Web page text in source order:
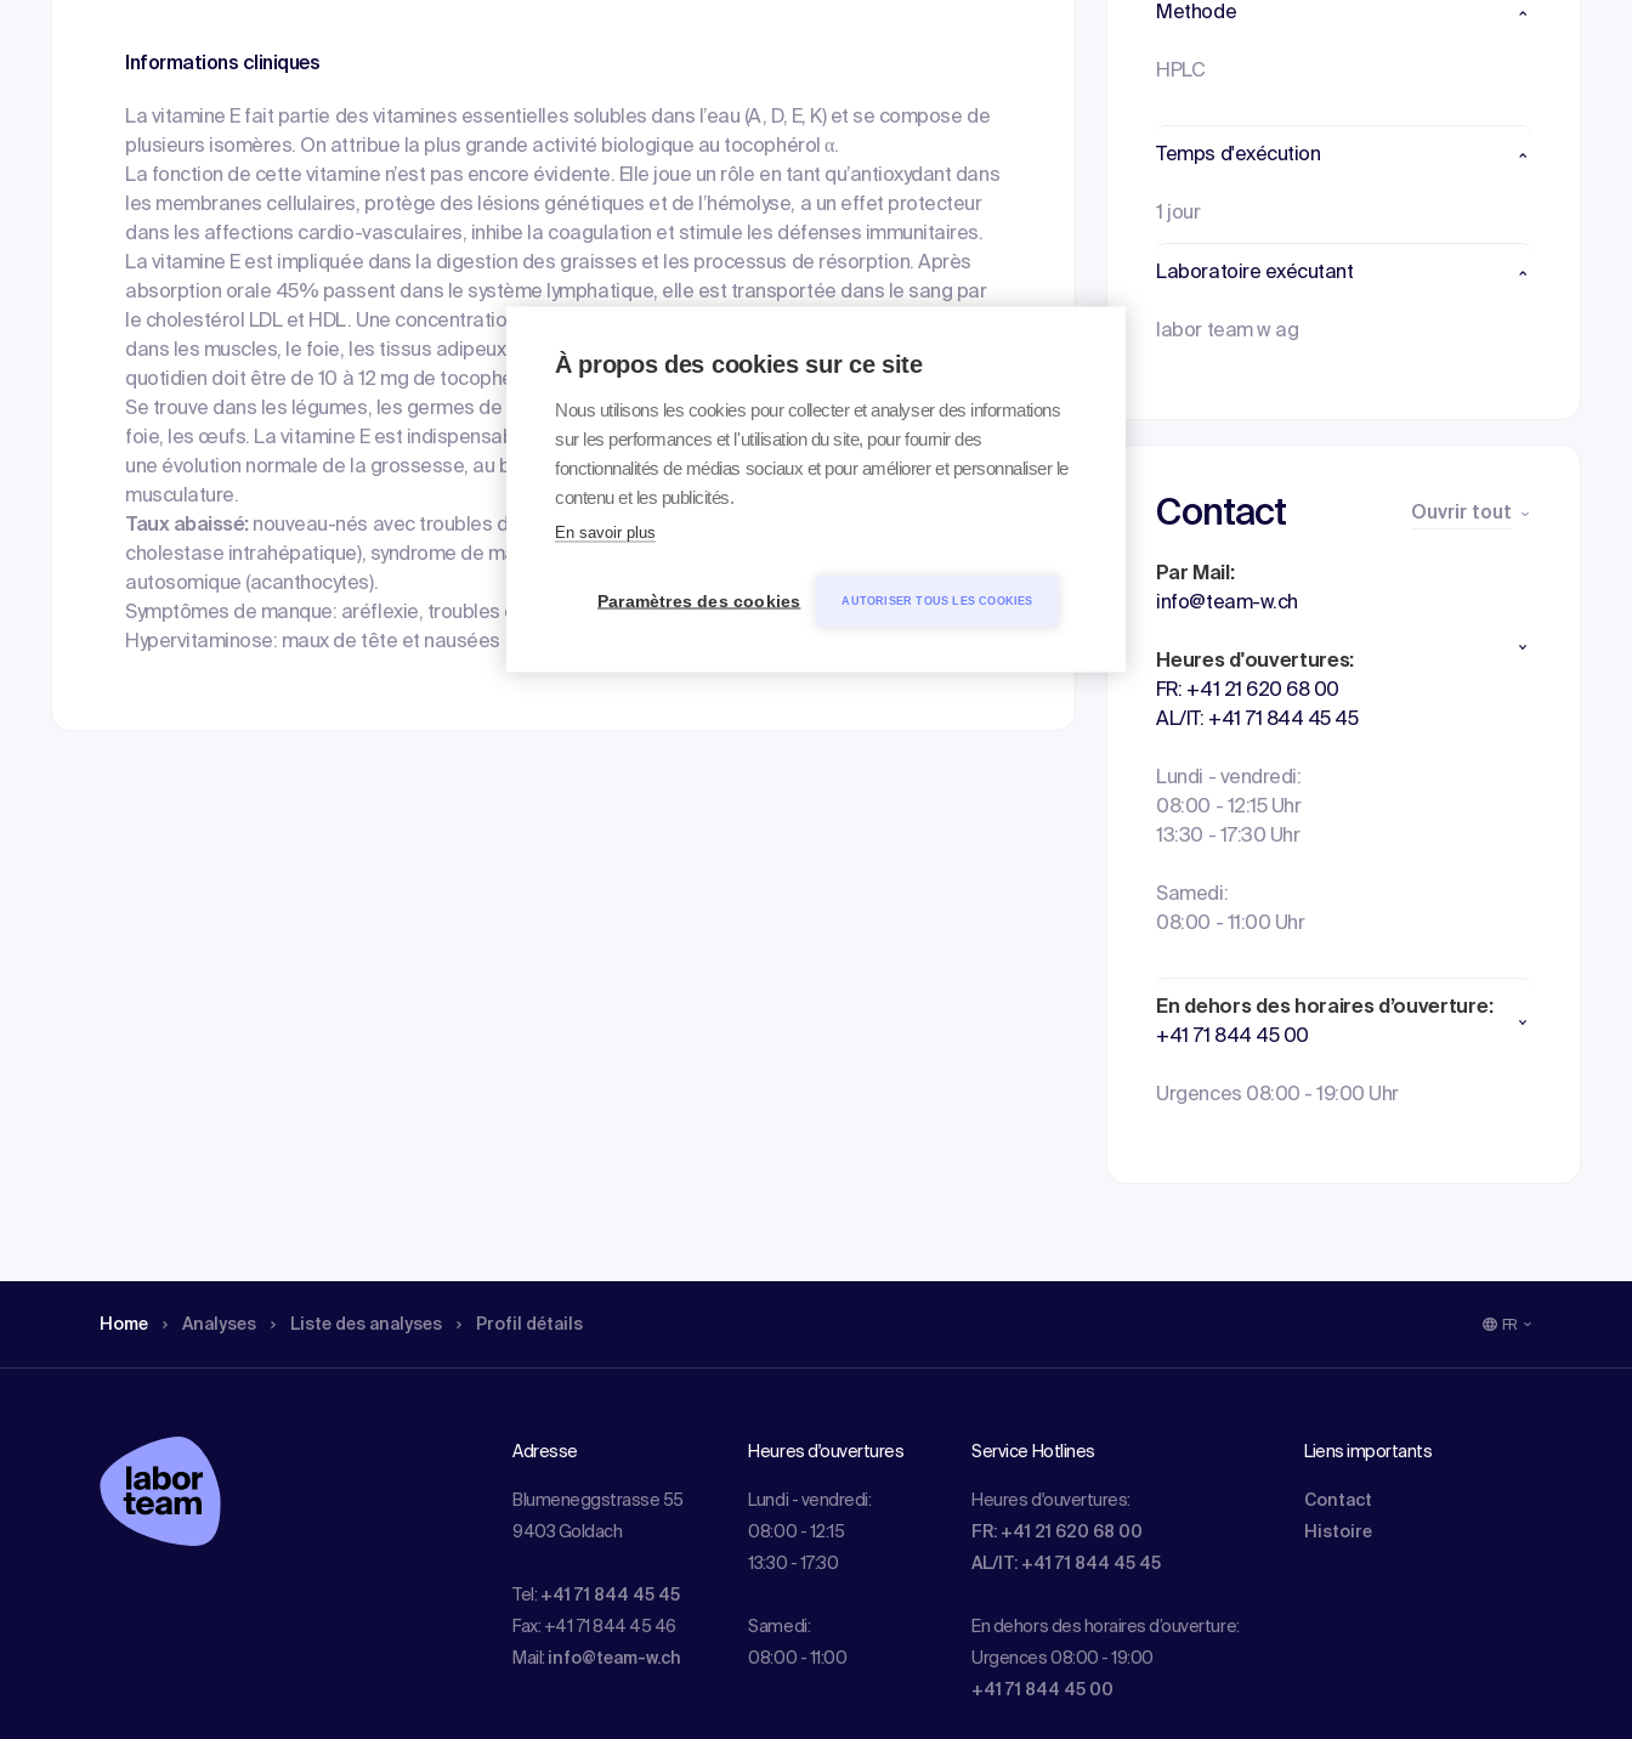
Informations cliniques
La vitamine E fait partie des vitamines essentielles solubles dans l’eau (A, D, E, K) et se compose de
plusieurs isomères. On attribue la plus grande activité biologique au tocophérol α.
La fonction de cette vitamine n’est pas encore évidente. Elle joue un rôle en tant qu’antioxydant dans
les membranes cellulaires, protège des lésions génétiques et de l’hémolyse, a un effet protecteur
dans les affections cardio-vasculaires, inhibe la coagulation et stimule les défenses immunitaires.
La vitamine E est impliquée dans la digestion des graisses et les processus de résorption. Après
absorption orale 45% passent dans le système lymphatique, elle est transportée dans le sang par
le cholestérol LDL et HDL. Une concentration de plusieurs grammes peut être mise en évidence
dans les muscles, le foie, les tissus adipeux, l’utérus, l’hypophyse et les surrénales. L’apport
quotidien doit être de 10 à 12 mg de tocophérol.
Se trouve dans les légumes, les germes de blé, l’huile de soja, les céréales, les noix, le beurre, le
foie, les œufs. La vitamine E est indispensable au fonctionnement normal des glandes génitales, à
une évolution normale de la grossesse, au bon fonctionnement du système nerveux et de la
musculature.
Taux abaissé:nouveau-nés avec troubles du métabolisme lipidique (atrésie du canal biliaire ou
cholestase intrahépatique), syndrome de malabsorption, lipoproteinémie-A-β récessive
autosomique (acanthocytes).
Symptômes de manque: aréflexie, troubles de la locomotion
Hypervitaminose: maux de tête et nausées
Methode
HPLC
Temps d'exécution
1 jour
Laboratoire exécutant
labor team w ag
Contact Ouvrir tout
Par Mail:
info@team-w.ch
Heures d'ouvertures:
FR: +41 21 620 68 00
AL/IT: +41 71 844 45 45
Lundi - vendredi:
08:00 - 12:15 Uhr
13:30 - 17:30 Uhr
Samedi:
08:00 - 11:00 Uhr
En dehors des horaires d’ouverture:
+41 71 844 45 00
Urgences 08:00 - 19:00 Uhr
Home Analyses Liste des analyses Profil détails FR
Adresse
Blumeneggstrasse 55
9403 Goldach
Tel: +41 71 844 45 45
Fax: +41 71 844 45 46
Mail: info@team-w.ch
Heures d'ouvertures
Lundi - vendredi:
08:00 - 12:15
13:30 - 17:30
Samedi:
08:00 - 11:00
Service Hotlines
Heures d'ouvertures:
FR: +41 21 620 68 00
AL/IT: +41 71 844 45 45
En dehors des horaires d’ouverture:
Urgences 08:00 - 19:00
+41 71 844 45 00
Liens importants
Contact
Histoire
À propos des cookies sur ce site
Nous utilisons les cookies pour collecter et analyser des informations
sur les performances et l'utilisation du site, pour fournir des
fonctionnalités de médias sociaux et pour améliorer et personnaliser le
contenu et les publicités.
En savoir plus
Paramètres des cookies AUTORISER TOUS LES COOKIES